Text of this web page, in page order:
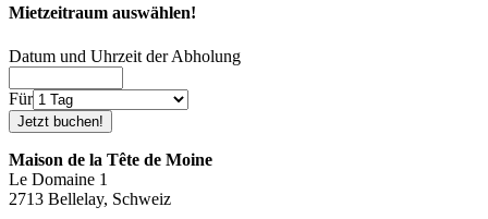
Mietzeitraum auswählen!
Datum und Uhrzeit der Abholung
Für
Maison de la Tête de Moine
Le Domaine 1
2713 Bellelay, Schweiz